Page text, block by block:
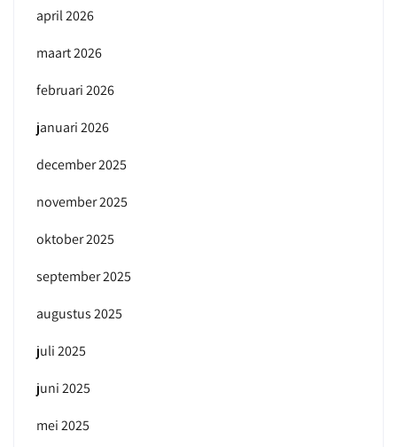
april 2026
maart 2026
februari 2026
januari 2026
december 2025
november 2025
oktober 2025
september 2025
augustus 2025
juli 2025
juni 2025
mei 2025